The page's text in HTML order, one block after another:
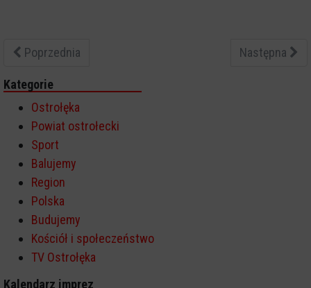
Poprzednia Następna
Kategorie
Ostrołęka
Powiat ostrołecki
Sport
Balujemy
Region
Polska
Budujemy
Kościół i społeczeństwo
TV Ostrołęka
Kalendarz imprez